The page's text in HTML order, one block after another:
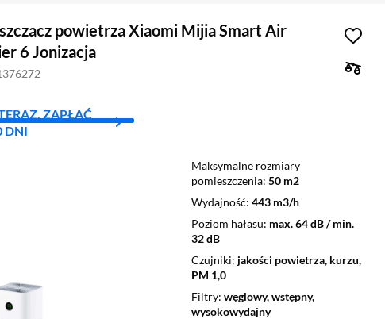
powietrza Xiaomi Mijia Smart Air
6 Jonizacja
ZAPŁAĆ
DNI
Maksymalne rozmiary
pomieszczenia 50 m2
Wydajność 443 m3/h
Poziom hałasu max. 64 dB / min.
32 dB
Czujniki jakości powietrza, kurzu,
PM 1,0
Filtry węglowy, wstępny,
wysokowydajny